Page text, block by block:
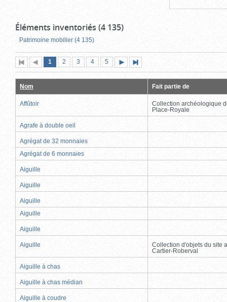
Éléments inventoriés (4 135)
Patrimoine mobilier (4 135)
Première
page
Page
précédente
Page
1 (page
actuelle)
Page
2 Page
3 Page
4 Page
5
suivante
page
Nom Fait partie de
Affûtoir
Collection archéologique
Place-Royale
Agrafe à double oeil
Agrégat de 32 monnaies
Agrégat de 6 monnaies
Aiguille
Aiguille
Aiguille
Aiguille
Aiguille
Aiguille
Collection d'objets du site
Cartier-Roberval
Aiguille à chas
Aiguille à chas médian
Aiguille à coudre